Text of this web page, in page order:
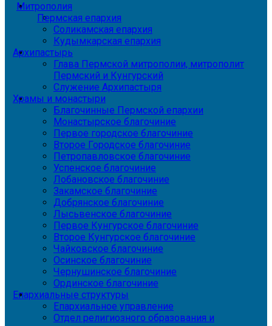
Митрополия
Пермская епархия
Соликамская епархия
Кудымкарская епархия
Архипастырь
Глава Пермской митрополии, митрополит
Пермский и Кунгурский
Служение Архипастыря
Храмы и монастыри
Благочинные Пермской епархии
Монастырское благочиние
Первое городское благочиние
Второе Городское благочиние
Петропавловское благочиние
Успенское благочиние
Лобановское благочиние
Закамское благочиние
Добрянское благочиние
Лысьвенское благочиние
Первое Кунгурское благочиние
Второе Кунгурское благочиние
Чайковское благочиние
Осинское благочиние
Чернушинское благочиние
Ординское благочиние
Епархиальные структуры
Епархиальное управление
Отдел религиозного образования и